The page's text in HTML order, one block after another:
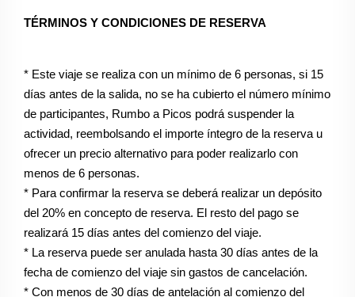
TÉRMINOS Y CONDICIONES DE RESERVA
* Este viaje se realiza con un mínimo de 6 personas, si 15
días antes de la salida, no se ha cubierto el número mínimo
de participantes, Rumbo a Picos podrá suspender la
actividad, reembolsando el importe íntegro de la reserva u
ofrecer un precio alternativo para poder realizarlo con
menos de 6 personas.
* Para confirmar la reserva se deberá realizar un depósito
del 20% en concepto de reserva. El resto del pago se
realizará 15 días antes del comienzo del viaje.
* La reserva puede ser anulada hasta 30 días antes de la
fecha de comienzo del viaje sin gastos de cancelación.
* Con menos de 30 días de antelación al comienzo del